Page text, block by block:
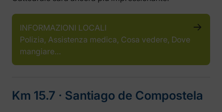
INFORMAZIONI LOCALI
Polizia, Assistenza medica, Cosa vedere, Dove
mangiare…
Km 15.7 ‧ Santiago de Compostela